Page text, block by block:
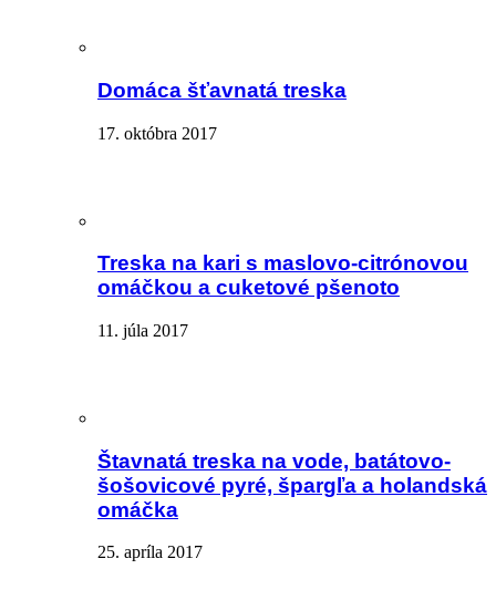
Domáca šťavnatá treska
17. októbra 2017
Treska na kari s maslovo-citrónovou
omáčkou a cuketové pšenoto
11. júla 2017
Štavnatá treska na vode, batátovo-
šošovicové pyré, špargľa a holandská
omáčka
25. apríla 2017